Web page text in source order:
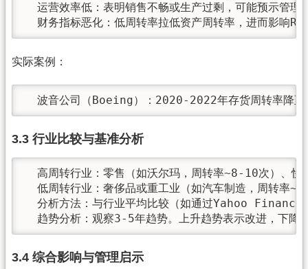
运营效率低：表明销售不畅或生产过剩，可能预示管理
财务指标恶化：低周转率拉低资产周转率，进而影响
实际案例：
波音公司（Boeing）：2020-2022年存货周转率降至
3.3 行业比较与基准分析
高周转行业：零售（如沃尔玛，周转率~8-10次）、
低周转行业：奢侈品或重工业（如汽车制造，周转率
分析方法：与行业平均比较（如通过Yahoo Finance
趋势分析：观察3-5年趋势。上升趋势表示改进，下降
3.4 综合影响与管理启示